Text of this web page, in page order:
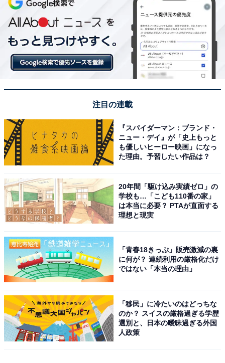
失恋ソングとして親しまれているHYの『366日』が2
位。20～30代を中心に、幅広い年代からの支持を集めま
した。回答者からは「歌詞に共感ができる」「カラオケ
でも必ず歌う」などのコメントが寄せられました。
第1位：『ドライフラワー』（優里）
注目の連載
『スパイダーマン：ブランド・
ニュー・デイ』が「史上もっと
も優しいヒーロー映画」になっ
た理由。予習したい作品は？
20年間「駆け込み実績ゼロ」の
学校も…「こども110番の家」
は本当に必要？ PTAが直面する
理想と現実
「青春18きっぷ」販売激減の裏
に何が？ 連続利用の厳格化だけ
ではない「本当の理由」
「移民」に冷たいのはどっちな
のか？ スイスの厳格過ぎる学歴
選別と、日本の曖昧過ぎる外国
人政策